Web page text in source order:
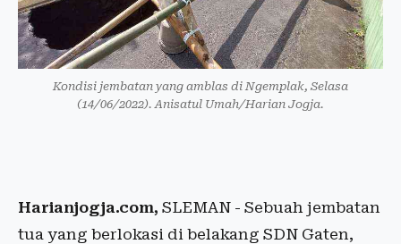
Kondisi jembatan yang amblas di Ngemplak, Selasa
(14/06/2022). Anisatul Umah/Harian Jogja.
Harianjogja.com, SLEMAN - Sebuah jembatan
tua yang berlokasi di belakang SDN Gaten,